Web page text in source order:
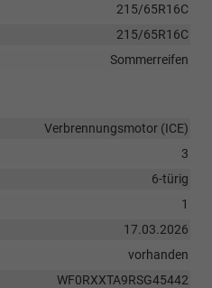
215/65R16C
215/65R16C
Sommerreifen
Verbrennungsmotor (ICE)
3
6-türig
1
17.03.2026
vorhanden
WF0RXXTA9RSG45442